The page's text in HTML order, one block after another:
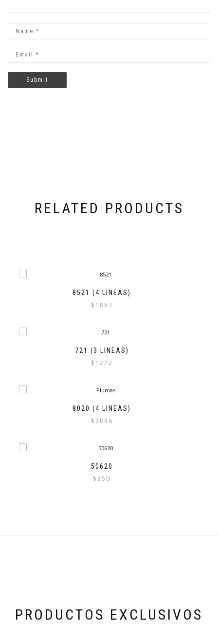
RELATED PRODUCTS
8521 (4 LINEAS)
$ 1863
721 (3 LINEAS)
$ 1272
8020 (4 LINEAS)
$3086
50620
$350
PRODUCTOS EXCLUSIVOS